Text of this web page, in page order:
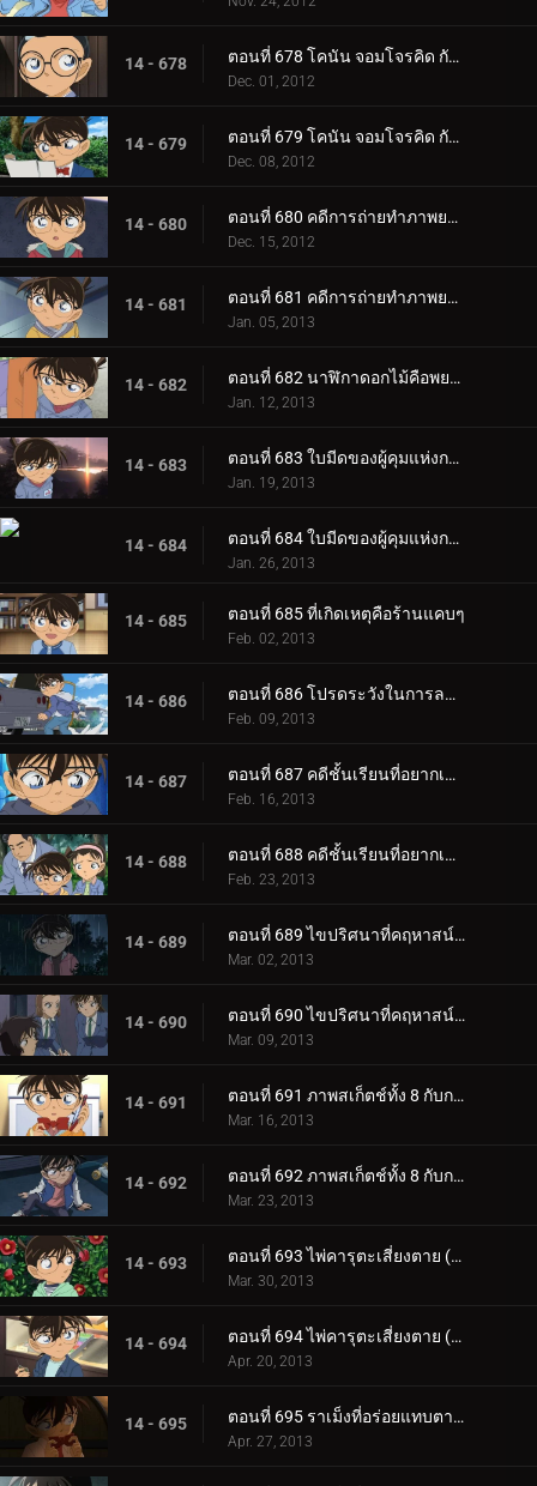
14 - 678 ตอนที่ 678 โคนัน จอมโจรคิด กับศึกชิงสมบัติซากาโมโตะ เรียวมะ (ตอน 1)
Dec. 01, 2012
14 - 679 ตอนที่ 679 โคนัน จอมโจรคิด กับศึกชิงสมบัติซากาโมโตะ เรียวมะ (ตอน 2)
Dec. 08, 2012
14 - 680 ตอนที่ 680 คดีการถ่ายทำภาพยนตร์โฆษณา (ตอน 1)
Dec. 15, 2012
14 - 681 ตอนที่ 681 คดีการถ่ายทำภาพยนตร์โฆษณา (ตอน 2)
Jan. 05, 2013
14 - 682 ตอนที่ 682 นาฬิกาดอกไม้คือพยาน
Jan. 12, 2013
14 - 683 ตอนที่ 683 ใบมีดของผู้คุมแห่งกาลเวลา (ตอน 1)
Jan. 19, 2013
14 - 684 ตอนที่ 684 ใบมีดของผู้คุมแห่งกาลเวลา (ตอน 2)
Jan. 26, 2013
14 - 685 ตอนที่ 685 ที่เกิดเหตุคือร้านแคบๆ
Feb. 02, 2013
14 - 686 ตอนที่ 686 โปรดระวังในการลดน้ำหนัก
Feb. 09, 2013
14 - 687 ตอนที่ 687 คดีชั้นเรียนที่อยากเข้าเรียนที่สุดในโลก (ตอน 1)
Feb. 16, 2013
14 - 688 ตอนที่ 688 คดีชั้นเรียนที่อยากเข้าเรียนที่สุดในโลก (ตอน 2)
Feb. 23, 2013
14 - 689 ตอนที่ 689 ไขปริศนาที่คฤหาสน์โมมิจิ (ตอน 1)
Mar. 02, 2013
14 - 690 ตอนที่ 690 ไขปริศนาที่คฤหาสน์โมมิจิ (ตอน 2)
Mar. 09, 2013
14 - 691 ตอนที่ 691 ภาพสเก็ตช์ทั้ง 8 กับการเดินทางของความทรงจำ (ตอน 1)
Mar. 16, 2013
14 - 692 ตอนที่ 692 ภาพสเก็ตช์ทั้ง 8 กับการเดินทางของความทรงจำ (ตอน 2)
Mar. 23, 2013
14 - 693 ตอนที่ 693 ไพ่คารุตะเสี่ยงตาย (ตอน 1)
Mar. 30, 2013
14 - 694 ตอนที่ 694 ไพ่คารุตะเสี่ยงตาย (ตอน 2)
Apr. 20, 2013
14 - 695 ตอนที่ 695 ราเม็งที่อร่อยแทบตาย (ตอน 1)
Apr. 27, 2013